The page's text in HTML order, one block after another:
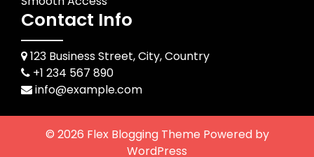
Contact Info
123 Business Street, City, Country
+1 234 567 890
info@example.com
© 2026 Flex Blogging Theme Powered by
WordPress